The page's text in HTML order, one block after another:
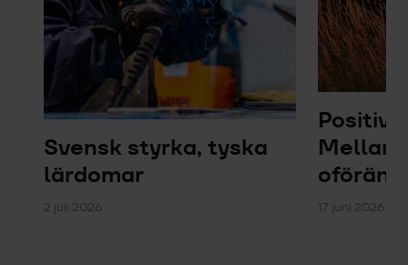
Svensk styrka, tyska
lärdomar
2 juli 2026
Positiv
17 juni 2026 –